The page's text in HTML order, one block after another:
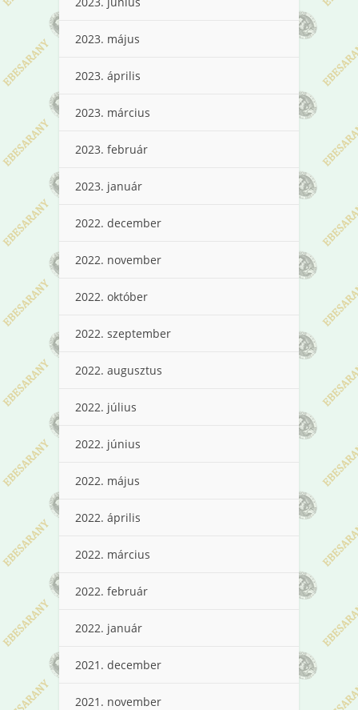
2023. május
2023. április
2023. március
2023. február
2023. január
2022. december
2022. november
2022. október
2022. szeptember
2022. augusztus
2022. július
2022. június
2022. május
2022. április
2022. március
2022. február
2022. január
2021. december
2021. november